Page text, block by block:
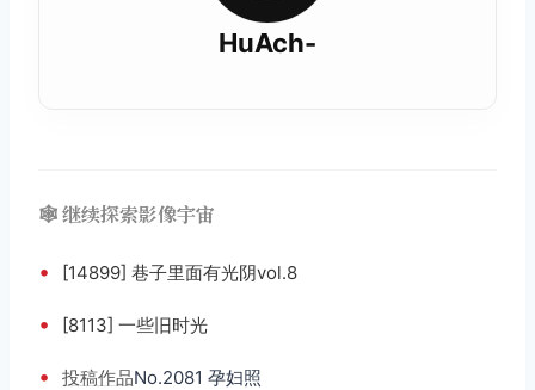
HuAch-
🕸️ 继续探索影像宇宙
• [14899] 巷子里面有光阴vol.8
• [8113] 一些旧时光
• 投稿作品No.2081 孕妇照